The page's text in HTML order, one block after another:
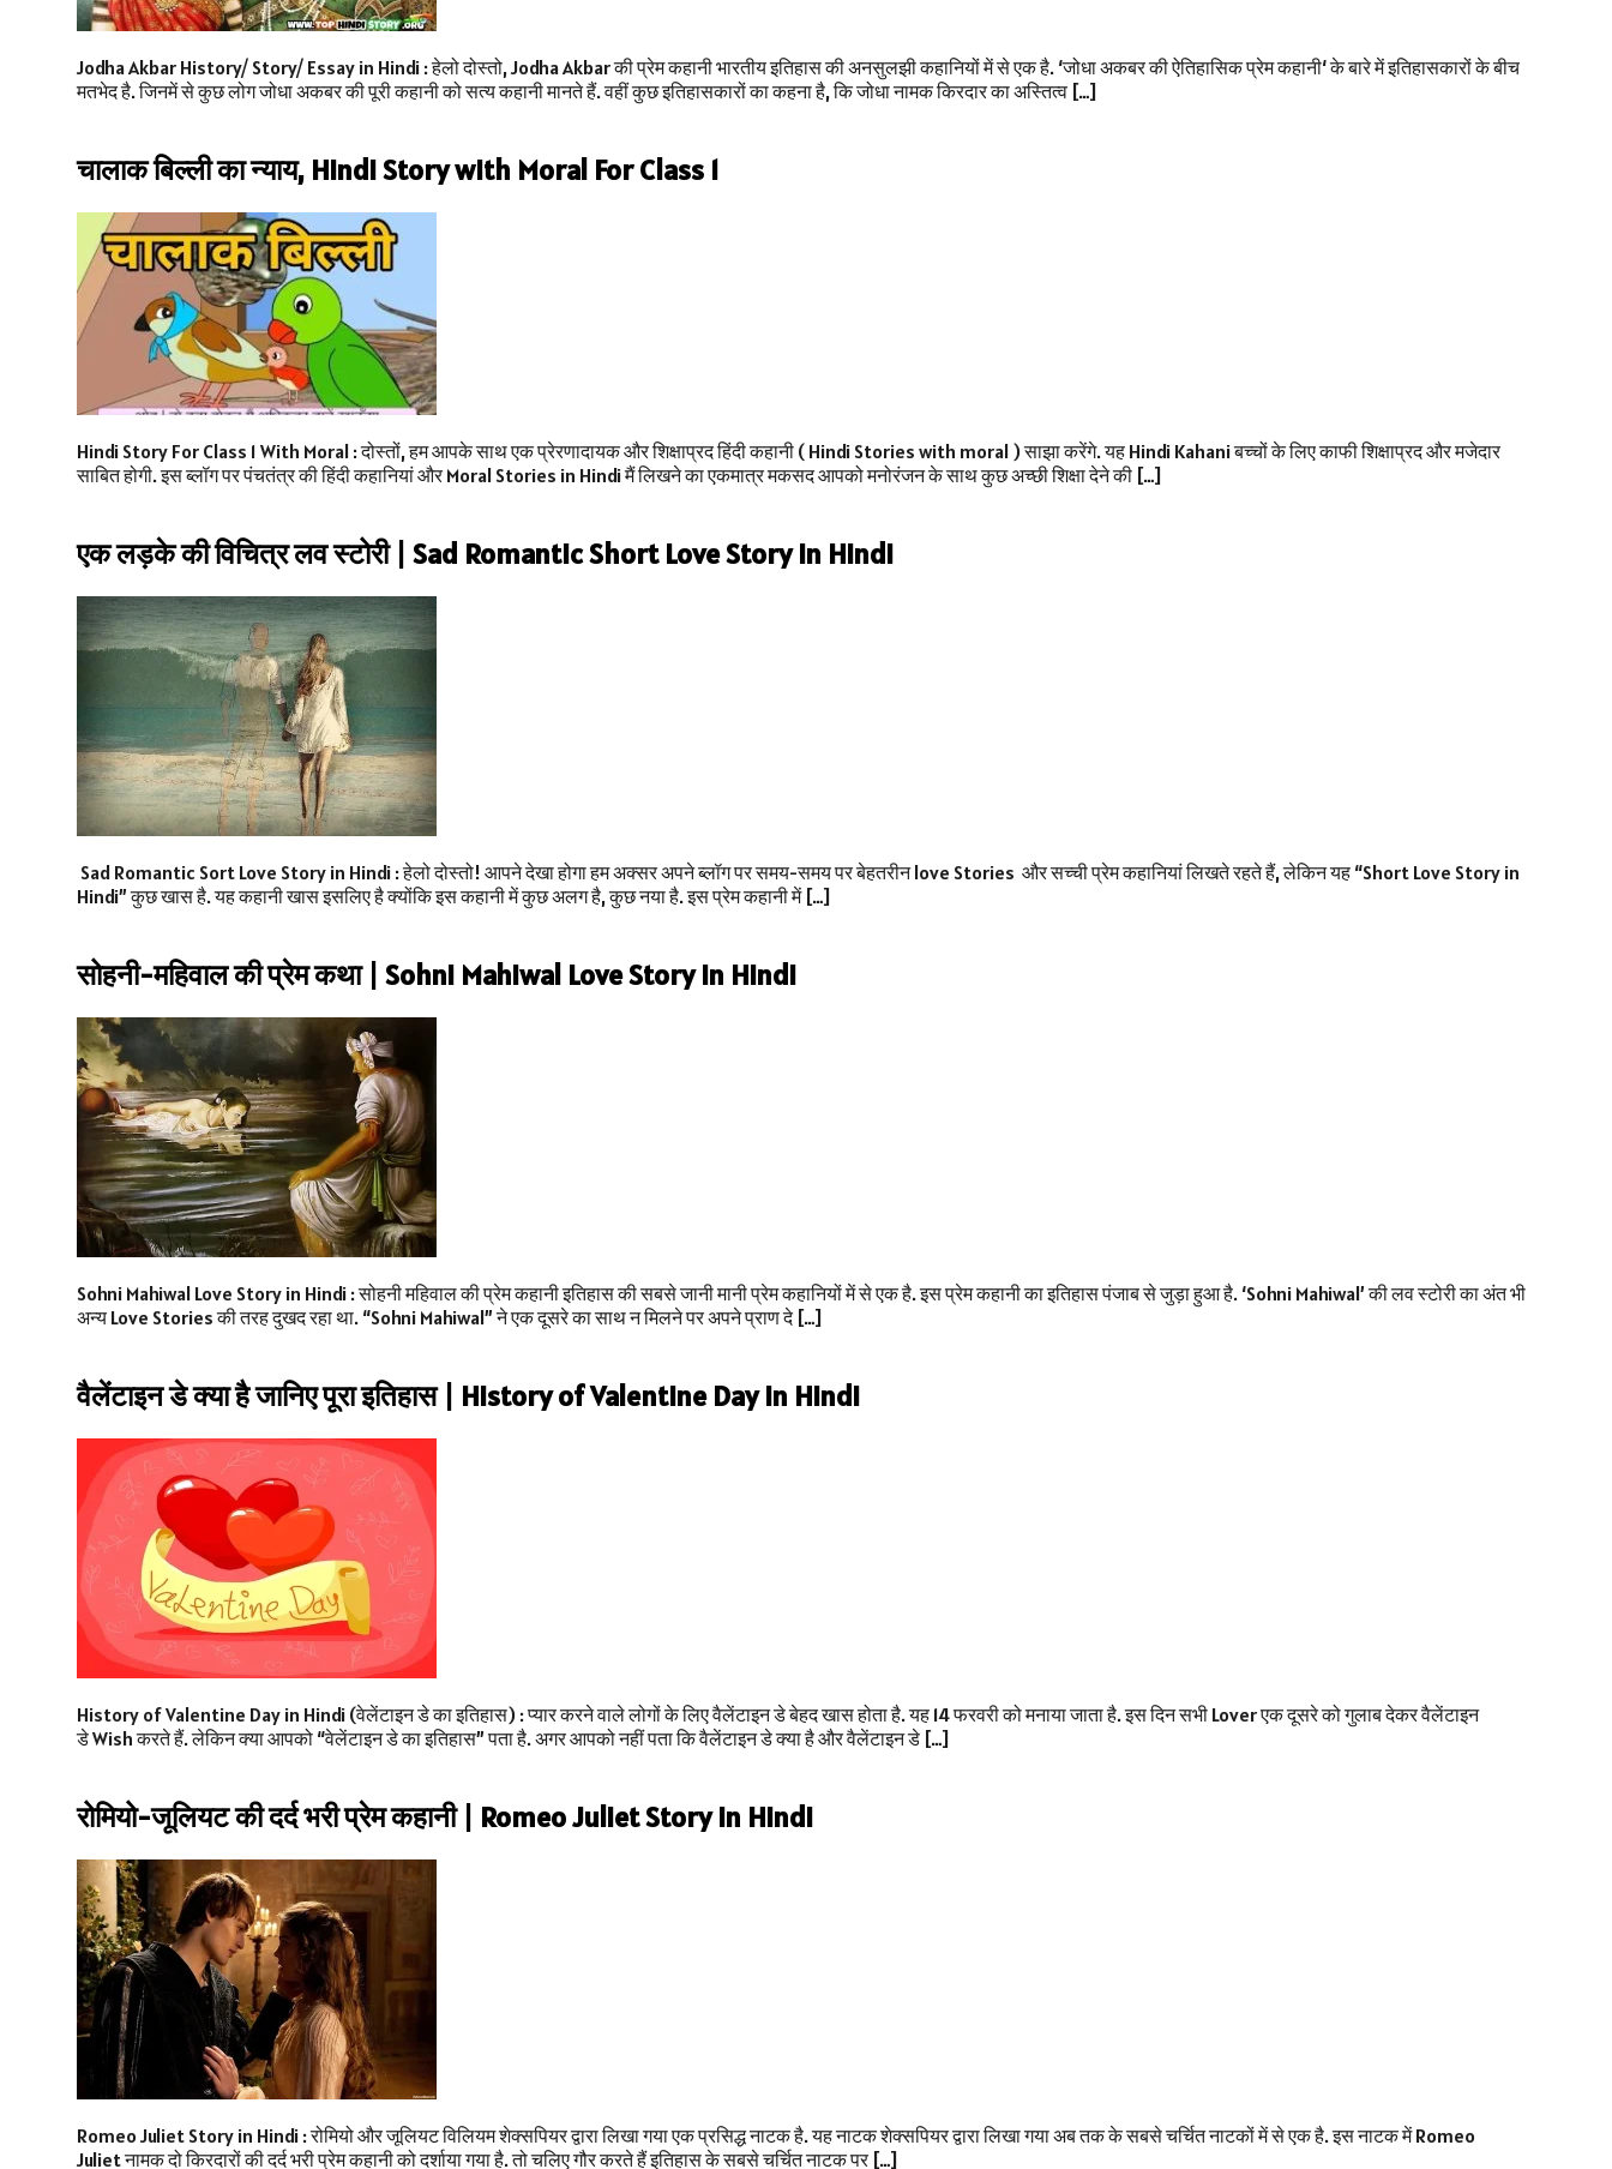
Jodha Akbar History/ Story/ Essay in Hindi : हेलो दोस्तो, Jodha Akbar की प्रेम कहानी भारतीय इतिहास की अनसुलझी कहानियों में से एक है. ‘जोधा अकबर की ऐतिहासिक प्रेम कहानी‘ के बारे में इतिहासकारों के बीच
मतभेद है. जिनमें से कुछ लोग जोधा अकबर की पूरी कहानी को सत्य कहानी मानते हैं. वहीं कुछ इतिहासकारों का कहना है, कि जोधा नामक किरदार का अस्तित्व […]
चालाक बिल्ली का न्याय, Hindi Story with Moral For Class 1
Hindi Story For Class 1 With Moral : दोस्तों, हम आपके साथ एक प्रेरणादायक और शिक्षाप्रद हिंदी कहानी ( Hindi Stories with moral ) साझा करेंगे. यह Hindi Kahani बच्चों के लिए काफी शिक्षाप्रद और मजेदार
साबित होगी. इस ब्लॉग पर पंचतंत्र की हिंदी कहानियां और Moral Stories in Hindi मैं लिखने का एकमात्र मकसद आपको मनोरंजन के साथ कुछ अच्छी शिक्षा देने की […]
एक लड़के की विचित्र लव स्टोरी | Sad Romantic Short Love Story in Hindi
Sad Romantic Sort Love Story in Hindi : हेलो दोस्तो! आपने देखा होगा हम अक्सर अपने ब्लॉग पर समय-समय पर बेहतरीन love Stories और सच्ची प्रेम कहानियां लिखते रहते हैं, लेकिन यह “Short Love Story in
Hindi” कुछ खास है. यह कहानी खास इसलिए है क्योंकि इस कहानी में कुछ अलग है, कुछ नया है. इस प्रेम कहानी में […]
सोहनी-महिवाल की प्रेम कथा | Sohni Mahiwal Love Story in Hindi
Sohni Mahiwal Love Story in Hindi : सोहनी महिवाल की प्रेम कहानी इतिहास की सबसे जानी मानी प्रेम कहानियों में से एक है. इस प्रेम कहानी का इतिहास पंजाब से जुड़ा हुआ है. ‘Sohni Mahiwal’ की लव स्टोरी का अंत भी
अन्य Love Stories की तरह दुखद रहा था. “Sohni Mahiwal” ने एक दूसरे का साथ न मिलने पर अपने प्राण दे […]
वैलेंटाइन डे क्या है जानिए पूरा इतिहास | History of Valentine Day in Hindi
History of Valentine Day in Hindi (वेलेंटाइन डे का इतिहास) : प्यार करने वाले लोगों के लिए वैलेंटाइन डे बेहद खास होता है. यह 14 फरवरी को मनाया जाता है. इस दिन सभी Lover एक दूसरे को गुलाब देकर वैलेंटाइन
डे Wish करते हैं. लेकिन क्या आपको “वेलेंटाइन डे का इतिहास” पता है. अगर आपको नहीं पता कि वैलेंटाइन डे क्या है और वैलेंटाइन डे […]
रोमियो-जूलियट की दर्द भरी प्रेम कहानी | Romeo Juliet Story in Hindi
Romeo Juliet Story in Hindi : रोमियो और जूलियट विलियम शेक्सपियर द्वारा लिखा गया एक प्रसिद्ध नाटक है. यह नाटक शेक्सपियर द्वारा लिखा गया अब तक के सबसे चर्चित नाटकों में से एक है. इस नाटक में Romeo
Juliet नामक दो किरदारों की दर्द भरी प्रेम कहानी को दर्शाया गया है. तो चलिए गौर करते हैं इतिहास के सबसे चर्चित नाटक पर […]